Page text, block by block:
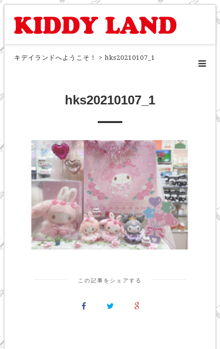
キデイランドへようこそ！ > hks20210107_1
hks20210107_1
この記事をシェアする